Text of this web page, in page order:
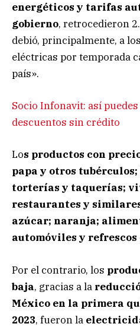
energéticos y tarifas
gobierno, retrocedieron
debió, principalmente, a
eléctricas por temporada
país».
Socio Infonavit: así
descuentos sin crédito
Los productos con
papa y otros
torterías y taquerías;
restaurantes y
azúcar; naranja;
automóviles y refrescos
Por el contrario, los
baja, gracias a la
México en la primera
2023, fueron la